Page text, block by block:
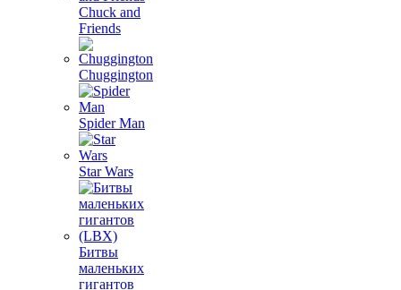
Chuck and
Friends
Chuggington
Spider Man
Star Wars
Битвы
маленьких
гигантов